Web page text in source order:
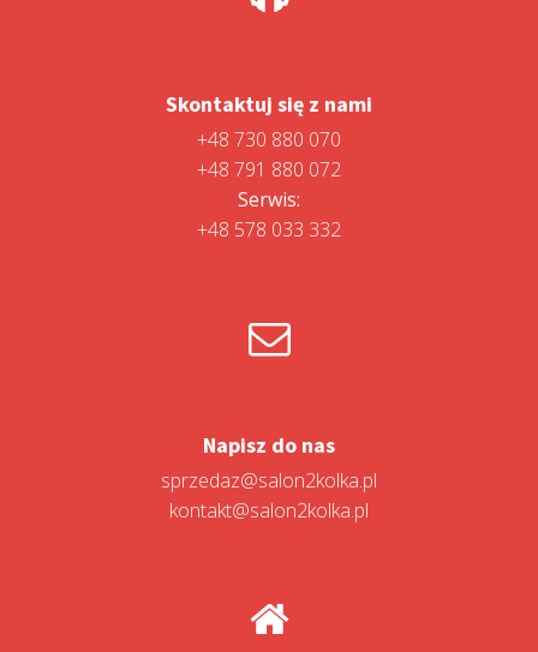
Skontaktuj się z nami
+48 730 880 070
+48 791 880 072
Serwis:
+48 578 033 332
Napisz do nas
sprzedaz@salon2kolka.pl
kontakt@salon2kolka.pl